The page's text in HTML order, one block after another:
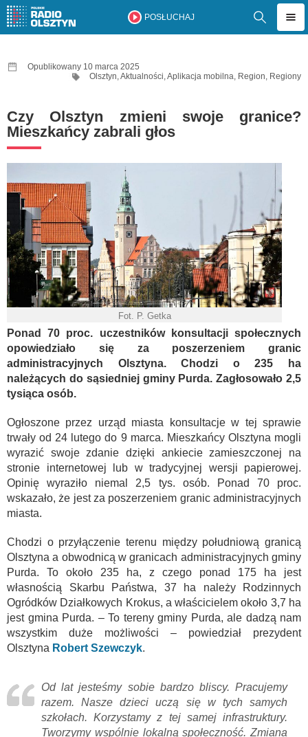
POSŁUCHAJ
Opublikowany 10 marca 2025
Olsztyn,Aktualności,Aplikacja mobilna, Region, Regiony
Czy Olsztyn zmieni swoje granice?
Mieszkańcy zabrali głos
Fot. P. Getka
Ponad 70 proc. uczestników konsultacji społecznych
opowiedziało się za poszerzeniem granic
administracyjnych Olsztyna. Chodzi o 235 ha
należących do sąsiedniej gminy Purda. Zagłosowało 2,5
tysiąca osób.
Ogłoszone przez urząd miasta konsultacje w tej sprawie
trwały od 24 lutego do 9 marca. Mieszkańcy Olsztyna mogli
wyrazić swoje zdanie dzięki ankiecie zamieszczonej na
stronie internetowej lub w tradycyjnej wersji papierowej.
Opinię wyraziło niemal 2,5 tys. osób. Ponad 70 proc.
wskazało, że jest za poszerzeniem granic administracyjnych
miasta.
Chodzi o przyłączenie terenu między południową granicą
Olsztyna a obwodnicą w granicach administracyjnych gminy
Purda. To około 235 ha, z czego ponad 175 ha jest
własnością Skarbu Państwa, 37 ha należy Rodzinnych
Ogródków Działkowych Krokus, a właścicielem około 3,7 ha
jest gmina Purda. – To tereny gminy Purda, ale dadzą nam
wszystkim duże możliwości – powiedział prezydent
Olsztyna Robert Szewczyk.
Od lat jesteśmy sobie bardzo bliscy. Pracujemy
razem. Nasze dzieci uczą się w tych samych
szkołach. Korzystamy z tej samej infrastruktury.
Tworzymy wspólnie lokalną społeczność. Zmiana